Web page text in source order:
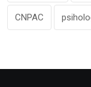
CNPAC